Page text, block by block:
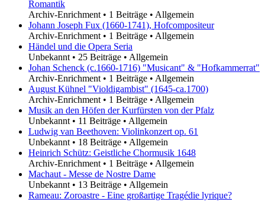
Romantik
Archiv-Enrichment • 1 Beiträge • Allgemein
Johann Joseph Fux (1660-1741), Hofcompositeur
Archiv-Enrichment • 1 Beiträge • Allgemein
Händel und die Opera Seria
Unbekannt • 25 Beiträge • Allgemein
Johan Schenck (c.1660-1716) "Musicant" & "Hofkammerrat"
Archiv-Enrichment • 1 Beiträge • Allgemein
August Kühnel "Violdigambist" (1645-ca.1700)
Archiv-Enrichment • 1 Beiträge • Allgemein
Musik an den Höfen der Kurfürsten von der Pfalz
Unbekannt • 11 Beiträge • Allgemein
Ludwig van Beethoven: Violinkonzert op. 61
Unbekannt • 18 Beiträge • Allgemein
Heinrich Schütz: Geistliche Chormusik 1648
Archiv-Enrichment • 1 Beiträge • Allgemein
Machaut - Messe de Nostre Dame
Unbekannt • 13 Beiträge • Allgemein
Rameau: Zoroastre - Eine großartige Tragédie lyrique?